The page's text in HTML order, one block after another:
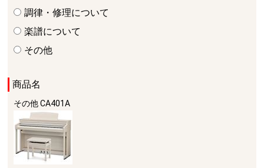
調律・修理について
楽譜について
その他
商品名
その他 CA401A